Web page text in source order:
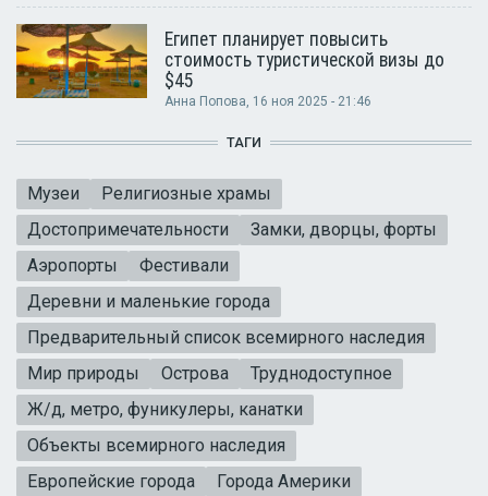
Египет планирует повысить
стоимость туристической визы до
$45
Анна Попова, 16 ноя 2025 - 21:46
ТАГИ
Музеи
Религиозные храмы
Достопримечательности
Замки, дворцы, форты
Аэропорты
Фестивали
Деревни и маленькие города
Предварительный список всемирного наследия
Мир природы
Острова
Труднодоступное
Ж/д, метро, фуникулеры, канатки
Объекты всемирного наследия
Европейские города
Города Америки